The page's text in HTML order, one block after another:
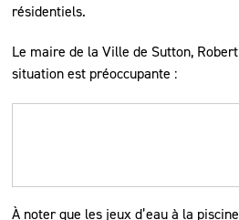
résidentiels.
Le maire de la Ville de Sutton,
situation est préoccupante :
À noter que les jeux d’eau à la